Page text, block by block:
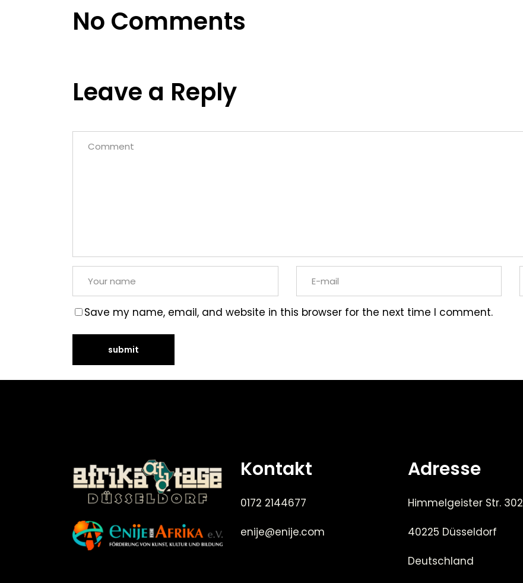
No Comments
Leave a Reply
Save my name, email, and website in this browser for the next time I comment.
Kontakt
0172 2144677
enije@enije.com
Adresse
Himmelgeister Str. 302
40225 Düsseldorf
Deutschland